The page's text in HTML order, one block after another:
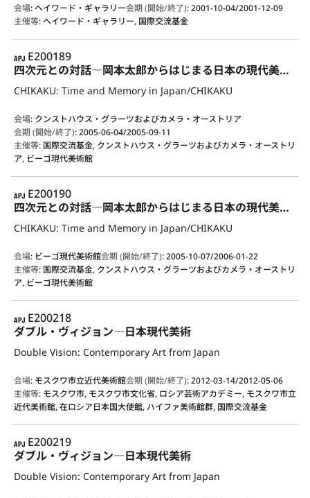
会場:ヘイワード・ギャラリー会期 (開始/終了):2001-10-04/2001-12-09
主催等:ヘイワード・ギャラリー, 国際交流基金
APJ
E200189
四次元との対話―岡本太郎からはじまる日本の現代美術―
CHIKAKU: Time and Memory in Japan/CHIKAKU
会場: クンストハウス・グラーツおよびカメラ・オーストリア
会期 (開始/終了):2005-06-04/2005-09-11
主催等: 国際交流基金, クンストハウス・グラーツおよびカメラ・オーストリ
ア, ビーゴ現代美術館
APJ
E200190
四次元との対話―岡本太郎からはじまる日本の現代美術―
CHIKAKU: Time and Memory in Japan/CHIKAKU
会場: ビーゴ現代美術館会期 (開始/終了):2005-10-07/2006-01-22
主催等: 国際交流基金, クンストハウス・グラーツおよびカメラ・オーストリ
ア, ビーゴ現代美術館
APJ
E200218
ダブル・ヴィジョン―日本現代美術
Double Vision: Contemporary Art from Japan
会場: モスクワ市立近代美術館会期 (開始/終了):2012-03-14/2012-05-06
主催等: モスクワ市, モスクワ市文化省, ロシア芸術アカデミー, モスクワ市立
近代美術館, 在ロシア日本国大使館, ハイファ美術館群, 国際交流基金
APJ
E200219
ダブル・ヴィジョン―日本現代美術
Double Vision: Contemporary Art from Japan